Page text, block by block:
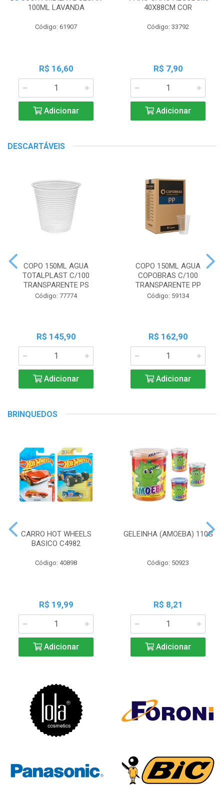
100ML LAVANDA
Código: 61907
R$ 16,60
Adicionar
40X88CM COR
Código: 33792
R$ 7,90
Adicionar
DESCARTÁVEIS
COPO 150ML AGUA
TOTALPLAST C/100
TRANSPARENTE PS
Código: 77774
R$ 145,90
Adicionar
COPO 150ML AGUA
COPOBRAS C/100
TRANSPARENTE PP
Código: 59134
R$ 162,90
Adicionar
BRINQUEDOS
CARRO HOT WHEELS
BASICO C4982
Código: 40898
R$ 19,99
Adicionar
GELEINHA (AMOEBA) 110G
Código: 50923
R$ 8,21
Adicionar